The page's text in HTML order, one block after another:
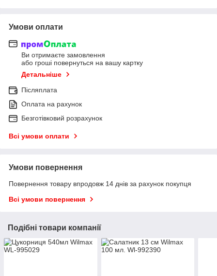
Умови оплати
Ви отримаєте замовлення
або гроші повернуться на вашу картку
Детальніше
Післяплата
Оплата на рахунок
Безготівковий розрахунок
Всі умови оплати
Умови повернення
Повернення товару впродовж 14 днів за рахунок покупця
Всі умови повернення
Подібні товари компанії